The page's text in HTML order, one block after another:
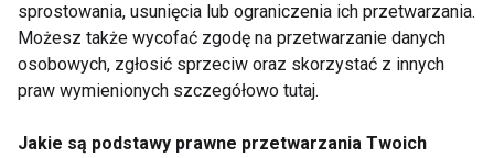
Zdrowe przepisy
sprostowania, usunięcia lub ograniczenia ich przetwarzania.
Możesz także wycofać zgodę na przetwarzanie danych
osobowych, zgłosić sprzeciw oraz skorzystać z innych
praw wymienionych szczegółowo tutaj.
Jakie są podstawy prawne przetwarzania Twoich